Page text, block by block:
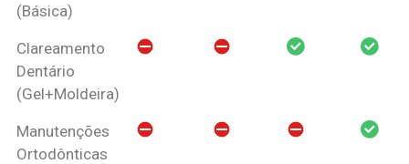
(Básica)
Clareamento
Dentário
(Gel+Moldeira)
Manutenções
Ortodônticas